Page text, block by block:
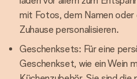
mit Fotos, dem Namen
Zuhause personalisieren.
Geschenksets: Für eine
Geschenkset, wie ein Wein